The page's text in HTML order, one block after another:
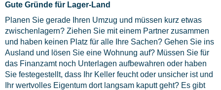
Gute Gründe für Lager-Land
Planen Sie gerade Ihren Umzug und müssen kurz etwas
zwischenlagern? Ziehen Sie mit einem Partner zusammen
und haben keinen Platz für alle Ihre Sachen? Gehen Sie ins
Ausland und lösen Sie eine Wohnung auf? Müssen Sie für
das Finanzamt noch Unterlagen aufbewahren oder haben
Sie festegestellt, dass Ihr Keller feucht oder unsicher ist und
Ihr wertvolles Eigentum dort langsam kaputt geht? Es gibt